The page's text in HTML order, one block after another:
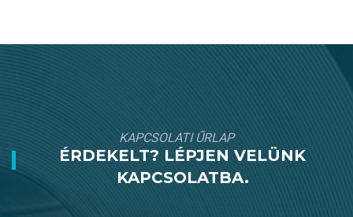
KAPCSOLATI ŰRLAP
ÉRDEKELT? LÉPJEN VELÜNK
KAPCSOLATBA.